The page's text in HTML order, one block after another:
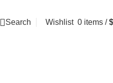
Search Wishlist 0 items / $